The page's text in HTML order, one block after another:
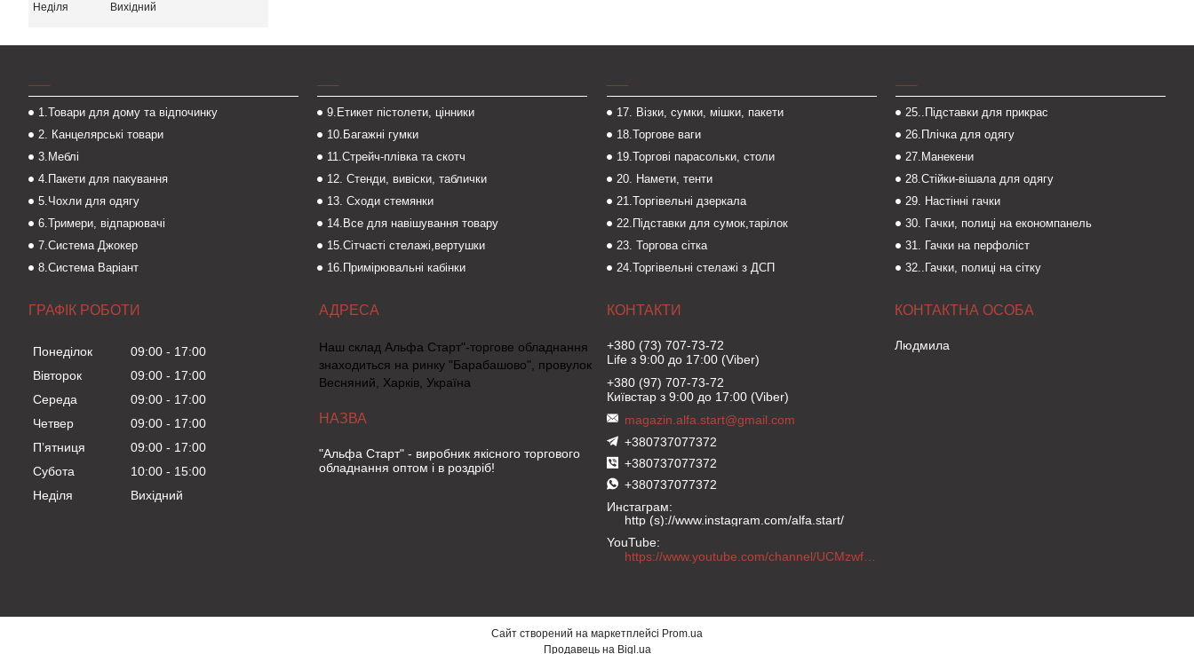
Неділя
Вихідний
1.Товари для дому та відпочинку
2. Канцелярські товари
3.Меблі
4.Пакети для пакування
5.Чохли для одягу
6.Тримери, відпарювачі
7.Система Джокер
8.Система Варіант
9.Етикет пістолети, цінники
10.Багажні гумки
11.Стрейч-плівка та скотч
12. Стенди, вивіски, таблички
13. Сходи стемянки
14.Все для навішування товару
15.Сітчасті стелажі,вертушки
16.Примірювальні кабінки
17. Візки, сумки, мішки, пакети
18.Торгове ваги
19.Торгові парасольки, столи
20. Намети, тенти
21.Торгівельні дзеркала
22.Підставки для сумок,тарілок
23. Торгова сітка
24.Торгівельні стелажі з ДСП
25..Підставки для прикрас
26.Плічка для одягу
27.Манекени
28.Стійки-вішала для одягу
29. Настінні гачки
30. Гачки, полиці на економпанель
31. Гачки на перфоліст
32..Гачки, полиці на сітку
ГРАФІК РОБОТИ
Понеділок 09:00
17:00
Вівторок
09:00
17:00
Середа
09:00
17:00
Четвер
09:00
17:00
Пʼятниця
09:00
17:00
Субота
10:00
15:00
Неділя
Вихідний
Наш склад Альфа Старт"-торгове обладнання
знаходиться на ринку "Барабашово", провулок
Весняний, Харків, Україна
"Альфа Старт" - виробник якісного торгового
обладнання оптом і в роздріб!
+380 (73) 707-73-72
Life з 9:00 до 17:00 (Viber)
+380 (97) 707-73-72
Київстар з 9:00 до 17:00 (Viber)
magazin.alfa.start@gmail.com
+380737077372
+380737077372
+380737077372
Инстаграм
http (s)://www.instagram.com/alfa.start/
YouTube
https://www.youtube.com/channel/UCMzwfuPdxogFIKF_nELVFNw
Людмила
Сайт створений на маркетплейсі Prom.ua
Продавець на Bigl.ua